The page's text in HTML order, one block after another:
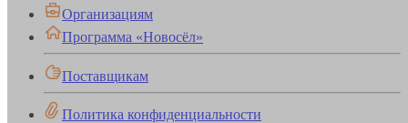
Организациям
Программа «Новосёл»
Поставщикам
Политика конфиденциальности